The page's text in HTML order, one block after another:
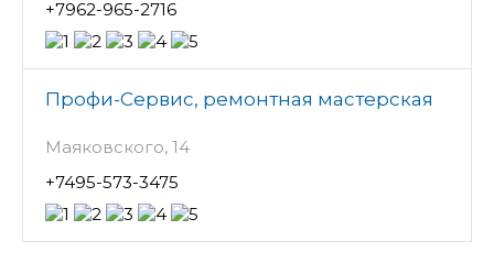
+7962-965-2716
Профи-Сервис, ремонтная мастерская
Маяковского, 14
+7495-573-3475